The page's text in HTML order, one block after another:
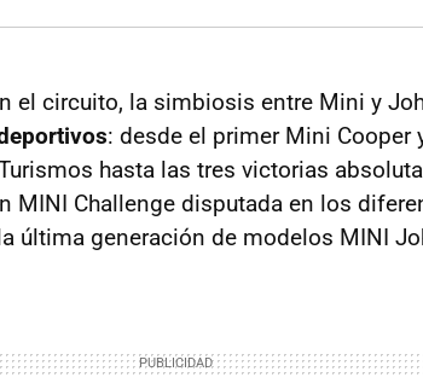
el circuito, la simbiosis entre Mini y
: desde el primer Mini Cooper
hasta las tres victorias
MINI Challenge disputada en los
última generación de modelos MINI